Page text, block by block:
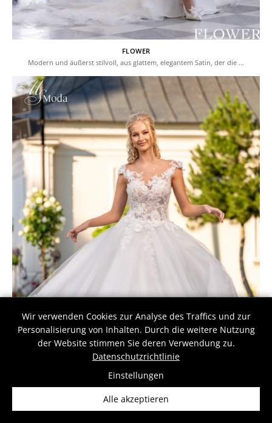
FLOWER
Modern und äußerst stilvoll, aus glattem, elegantem Satin, der die …
Wir verwenden Cookies zur Analyse des Traffics und zur
Personalisierung von Inhalten. Durch die weitere Nutzung
der Website stimmen Sie deren Verwendung zu.
Datenschutzrichtlinie
Einstellungen
Alle akzeptieren